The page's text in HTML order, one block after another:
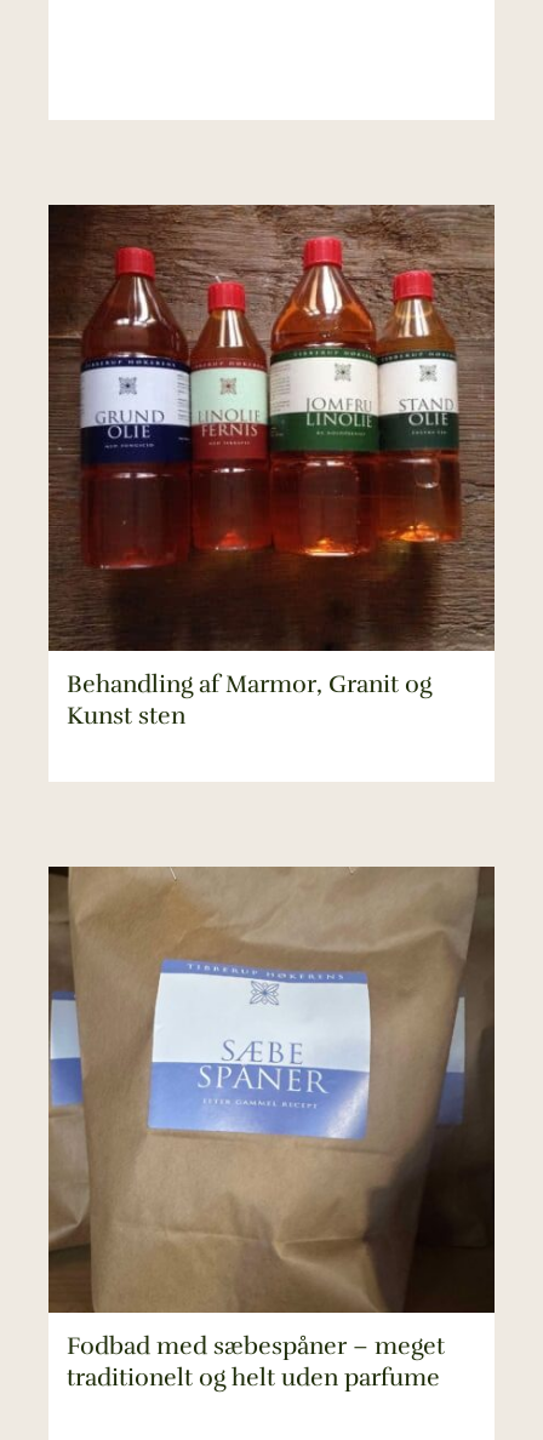
Behandling af Marmor, Granit og
Kunst sten
Fodbad med sæbespåner – meget
traditionelt og helt uden parfume